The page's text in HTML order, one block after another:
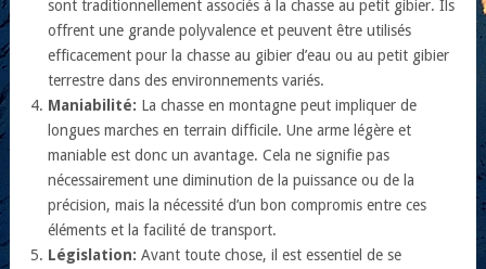
sont traditionnellement associés à la chasse au petit gibier. Ils
offrent une grande polyvalence et peuvent être utilisés
efficacement pour la chasse au gibier d’eau ou au petit gibier
terrestre dans des environnements variés.
Maniabilité: La chasse en montagne peut impliquer de
longues marches en terrain difficile. Une arme légère et
maniable est donc un avantage. Cela ne signifie pas
nécessairement une diminution de la puissance ou de la
précision, mais la nécessité d’un bon compromis entre ces
éléments et la facilité de transport.
Législation: Avant toute chose, il est essentiel de se